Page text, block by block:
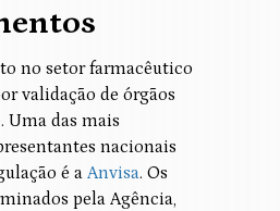
no setor farmacêutico
validação de órgãos
Uma das mais
nacionais
é a Anvisa. Os
pela Agência,